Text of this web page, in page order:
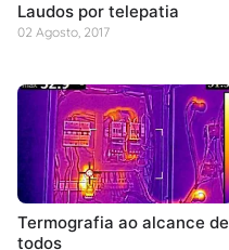
Laudos por telepatia
02 Agosto, 2017
Termografia ao alcance de
todos